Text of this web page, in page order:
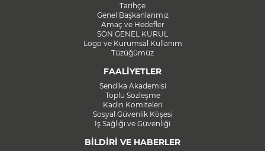
Tarihçe
Genel Başkanlarımız
Amaç ve Hedefler
SON GENEL KURUL
Logo ve Kurumsal Kullanım
Tüzüğümüz
FAALİYETLER
Sendika Akademisi
Toplu Sözleşme
Kadın Komiteleri
Sosyal Güvenlik Köşesi
İş Sağlığı ve Güvenliği
BİLDİRİ VE HABERLER